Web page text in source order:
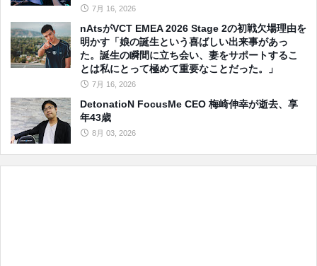
7月 16, 2026
nAtsがVCT EMEA 2026 Stage 2の初戦欠場理由を
明かす「娘の誕生という喜ばしい出来事があっ
た。誕生の瞬間に立ち会い、妻をサポートするこ
とは私にとって極めて重要なことだった。」
7月 16, 2026
DetonatioN FocusMe CEO 梅崎伸幸が逝去、享
年43歳
8月 03, 2026